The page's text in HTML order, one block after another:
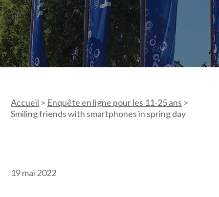
Accueil > Enquête en ligne pour les 11-25 ans >
Smiling friends with smartphones in spring day
19 mai 2022